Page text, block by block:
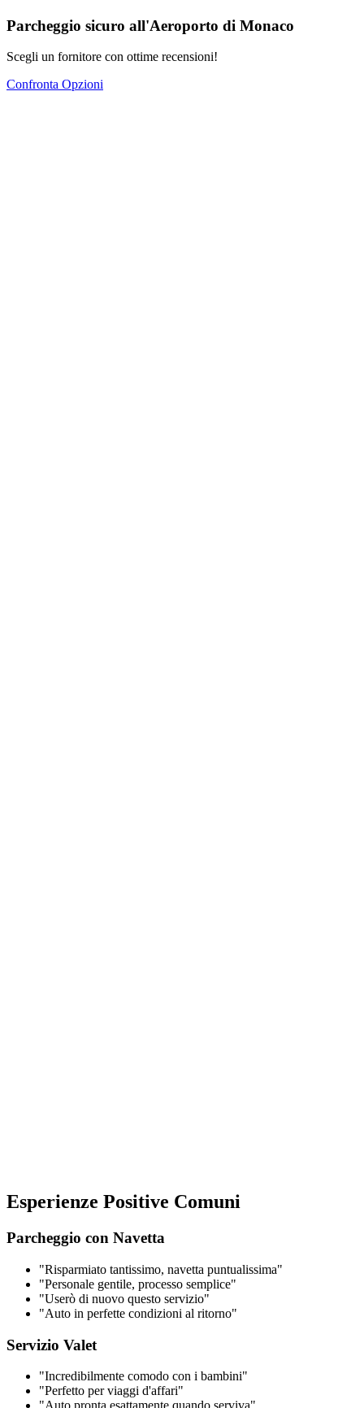
Parcheggio sicuro all'Aeroporto di Monaco
Scegli un fornitore con ottime recensioni!
Confronta Opzioni
Esperienze Positive Comuni
Parcheggio con Navetta
"Risparmiato tantissimo, navetta puntualissima"
"Personale gentile, processo semplice"
"Userò di nuovo questo servizio"
"Auto in perfette condizioni al ritorno"
Servizio Valet
"Incredibilmente comodo con i bambini"
"Perfetto per viaggi d'affari"